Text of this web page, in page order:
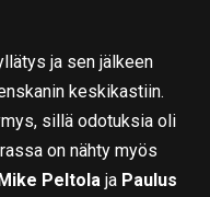
ja sen jälkeen
keskikastiin.
sillä odotuksia oli
on nähty myös
Peltola ja Paulus